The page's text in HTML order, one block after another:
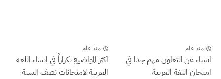
منذ عام
انشاء عن التعاون مهم جدا في
امتحان اللغة العربية
منذ عام
اكثر المواضيع تكراراً في انشاء اللغة
العربية لامتحانات نصف السنة